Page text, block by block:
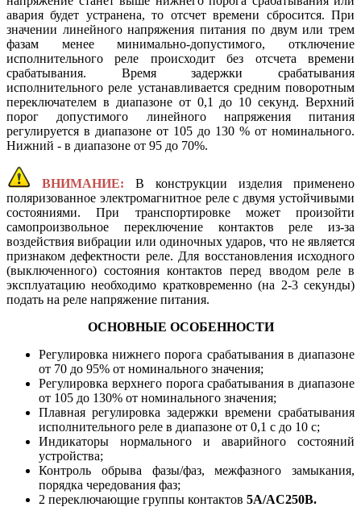
авария будет устранена, то отсчет времени сбросится. При
значении линейного напряжения питания по двум или трем
фазам менее минимально-допустимого, отключение
исполнительного реле происходит без отсчета времени
срабатывания. Время задержки срабатывания
исполнительного реле устанавливается средним поворотным
переключателем в диапазоне от 0,1 до 10 секунд. Верхний
порог допустимого линейного напряжения питания
регулируется в диапазоне от 105 до 130 % от номинального.
Нижний - в диапазоне от 95 до 70%.
ВНИМАНИЕ: В конструкции изделия применено
поляризованное электромагнитное реле с двумя устойчивыми
состояниями. При транспортировке может произойти
самопроизвольное переключение контактов реле из-за
воздействия вибрации или одиночных ударов, что не является
признаком дефектности реле. Для восстановления исходного
(выключенного) состояния контактов перед вводом реле в
эксплуатацию необходимо кратковременно (на 2-3 секунды)
подать на реле напряжение питания.
ОСНОВНЫЕ ОСОБЕННОСТИ
Регулировка нижнего порога срабатывания в диапазоне
от 70 до 95% от номинального значения;
Регулировка верхнего порога срабатывания в диапазоне
от 105 до 130% от номинального значения;
Плавная регулировка задержки времени срабатывания
исполнительного реле в диапазоне от 0,1 с до 10 с;
Индикаторы нормального и аварийного состояний
устройства;
Контроль обрыва фазы/фаз, межфазного замыкания,
порядка чередования фаз;
2 переключающие группы контактов 5А/AC250В.